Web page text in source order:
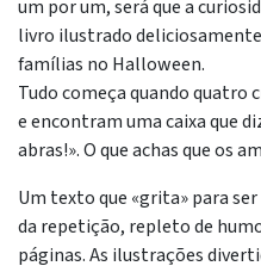
um por um, será que a
livro ilustrado
famílias no Halloween.
Tudo começa quando quatro
e encontram uma caixa que
abras!». O que achas que os
Um texto que «grita» para
da repetição, repleto de
páginas. As ilustrações